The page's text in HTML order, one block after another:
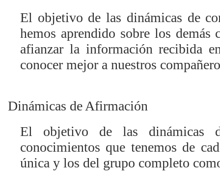
El objetivo de las dinámicas de
hemos aprendido sobre los demás
afianzar la información recibida
conocer mejor a nuestros
Dinámicas de Afirmación
El objetivo de las dinámicas
conocimientos que tenemos de
única y los del grupo completo